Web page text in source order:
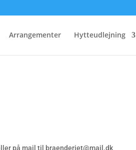
Arrangementer Hytteudlejning
på mail til braenderiet@mail.dk